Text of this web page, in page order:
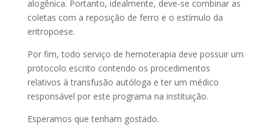
alogênica. Portanto, idealmente, deve-se combinar as
coletas com a reposição de ferro e o estímulo da
eritropoese.
Por fim, todo serviço de hemoterapia deve possuir um
protocolo escrito contendo os procedimentos
relativos à transfusão autóloga e ter um médico
responsável por este programa na instituição.
Esperamos que tenham gostado.